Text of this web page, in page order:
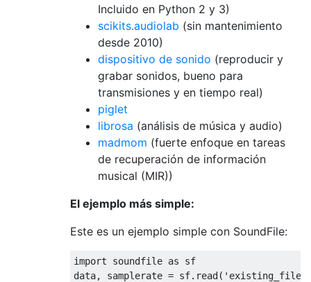
Incluido en Python 2 y 3)
scikits.audiolab (sin mantenimiento
desde 2010)
dispositivo de sonido (reproducir y
grabar sonidos, bueno para
transmisiones y en tiempo real)
piglet
librosa (análisis de música y audio)
madmom (fuerte enfoque en tareas
de recuperación de información
musical (MIR))
El ejemplo más simple:
Este es un ejemplo simple con SoundFile:
import soundfile as sf
data, samplerate = sf.read(